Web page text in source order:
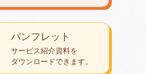
パンフレット
サービス紹介資料を
ダウンロードできます。